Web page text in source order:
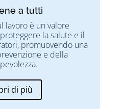
a tutti
lavoro è un valore
la salute e il
promuovendo una
e della
di più